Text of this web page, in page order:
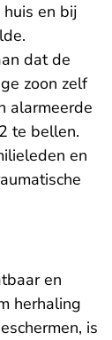
huis en bij
dat de
zoon zelf
alarmeerde
te bellen.
en
en
herhaling
is